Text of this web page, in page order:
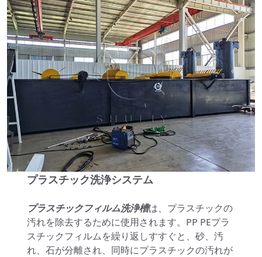
プラスチック洗浄システム
プラスチックフィルム洗浄槽は、プラスチックの
汚れを除去するために使用されます。PP PEプラ
スチックフィルムを繰り返しすすぐと、砂、汚
れ、石が分離され、同時にプラスチックの汚れが